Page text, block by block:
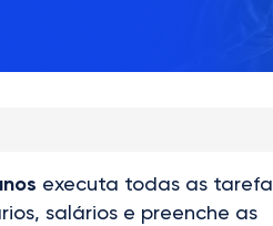
executa todas as
salários e preenche as